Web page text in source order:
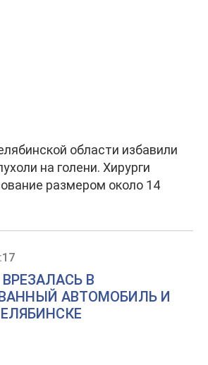
области избавили
на голени. Хирурги
размером около 14
В
АВТОМОБИЛЬ И